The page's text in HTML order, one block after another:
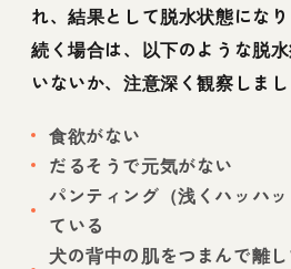
れ、結果として脱水状態にな
続く場合は、以下のような脱
いないか、注意深く観察しまし
食欲がない
だるそうで元気がない
パンティング（浅くハッハ
ている
犬の背中の肌をつまんで離